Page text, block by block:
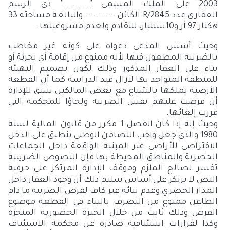
2003 على الملك المسمى "
……………." ذي الرسم
العقاري عدد:2845/ R الكائن ……………..
والبالغة مساحته 33
هكتار 97 أر و10سنتيار،
للتقادم ولعدم مشروعيتها .
وحيث أسس المدعي دعواه على كونه غير مخاطب
بالضريبة المطعون فيها لأنه ممنوع من إقامة أي تجزئة أو
بناء على العقار المذكور وذلك لكون تصميم التهيئة
للمنطقة المتواجد بها لازال قيد الدراسة كما أن القطعة
الأرضية يملكها بالشياع مع بعض المالكين سبق للإدارة
أن فرضت عليهم نفس الضريبة ولجاؤا للمحكمة التي
قررت إلغائها.
وحيث إنه إذا كان الفصل
1 مكرر من قانون المالية لسنة
1980 والذي جعل واجب التضامن الوطني ينطبق على الدخل
الافتراضي للأراضي غير المبنية الواقعة داخل الجماعات
الحضرية والمناطق المحيطة بها فإن النصوص الضريبية
تفسر لصالح الملزم وموقف الإدارة المرتكز على حرفية
النص لا يرتكز على أساس سليم ذلك أن وجود العقار داخل
المدار الحضري وعدم بنائه غير كاف لفرض الضريبة ما دام
الطاعن ممنوع من التصرف بالبناء في القطعة موضوع
الفرض وذلك ثابت من خلال الخبرة الحضورية المنجزة
وكذا لقرارات استئنافية صادرة عن محكمة الاستئناف